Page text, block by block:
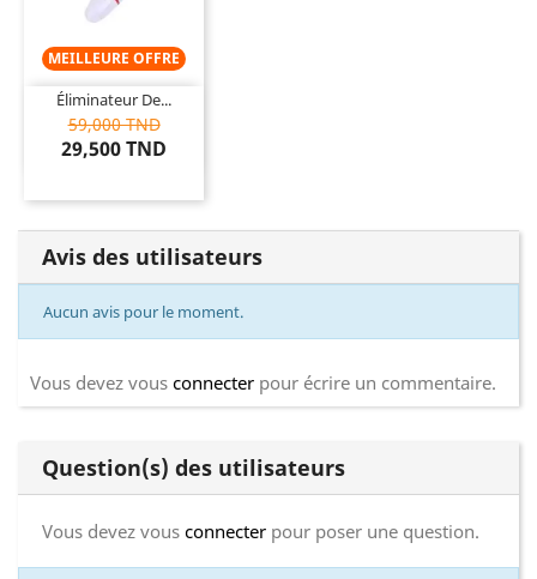
MEILLEURE OFFRE
Éliminateur De...
59,000 TND
29,500 TND
Avis des utilisateurs
Aucun avis pour le moment.
Vous devez vous connecter pour écrire un commentaire.
Question(s) des utilisateurs
Vous devez vous connecter pour poser une question.